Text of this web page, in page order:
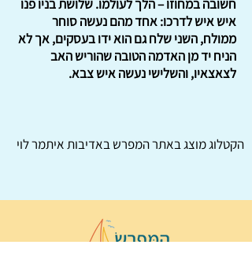
חשובה במחוזו – הלך לעולמו. שלושת בניו פנו
איש איש לדרכו: אחד מהם נעשה סוחר
ממולח, השני שלח גם הוא ידו בעסקים, אך לא
הניח יד מן האדמה הטובה שהוריש האב
לצאצאיו, והשלישי נעשה איש צבא.
הקטלוג מוצג באתרהמפרשבאדיבות איתמר לוי